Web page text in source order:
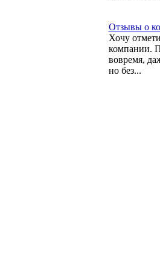
Отзывы о
Хочу
компании.
вовремя,
но без...